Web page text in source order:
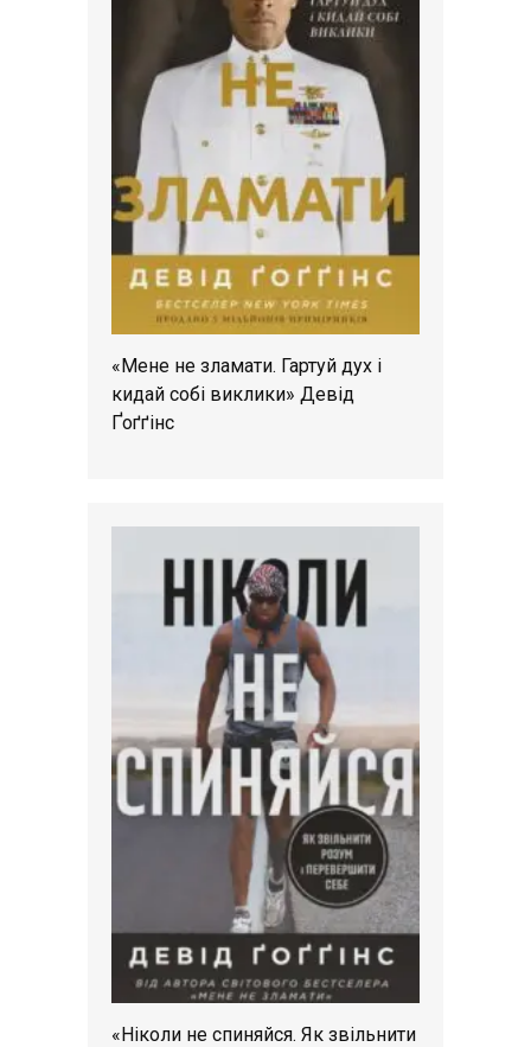
«Мене не зламати. Гартуй дух і
кидай собі виклики» Девід
Ґоґґінс
«Ніколи не спиняйся. Як звільнити